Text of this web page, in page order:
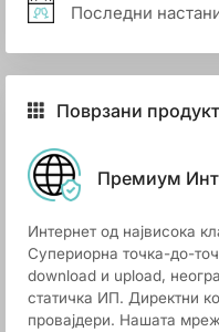
Последни
Поврзани
Премиум
Интернет од највисока
Супериорна точка-до-
download и upload,
статичка ИП. Директни
провајдери. Нашата